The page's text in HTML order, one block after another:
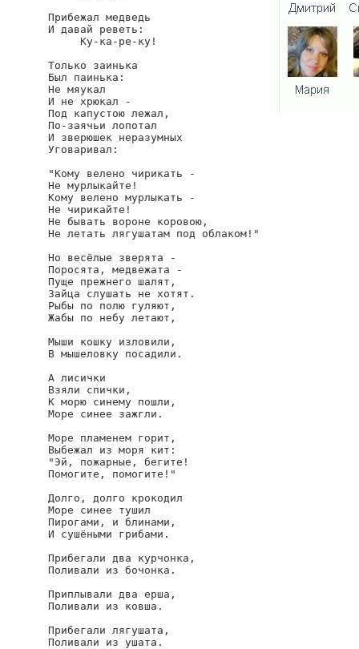
Прибежал медведь
И давай реветь:
     Ку-ка-ре-ку!
Только заинька
Был паинька:
Не мяукал
И не хрюкал -
Под капустою лежал,
По-заячьи лопотал
И зверюшек неразумных
Уговаривал:
"Кому велено чирикать -
Не мурлыкайте!
Кому велено мурлыкать -
Не чирикайте!
Не бывать вороне коровою,
Не летать лягушатам под облаком!"
Но весёлые зверята -
Поросята, медвежата -
Пуще прежнего шалят,
Зайца слушать не хотят.
Рыбы по полю гуляют,
Жабы по небу летают,
Мыши кошку изловили,
В мышеловку посадили.
А лисички
Взяли спички,
К морю синему пошли,
Море синее зажгли.
Море пламенем горит,
Выбежал из моря кит:
"Эй, пожарные, бегите!
Помогите, помогите!"
Долго, долго крокодил
Море синее тушил
Пирогами, и блинами,
И сушёными грибами.
Прибегали два курчонка,
Поливали из бочонка.
Приплывали два ерша,
Поливали из ковша.
Прибегали лягушата,
Поливали из ушата.